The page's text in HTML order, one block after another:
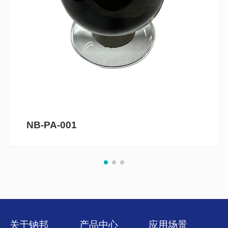
NB-PA-001
关于钠邦 产品中心 应用场景